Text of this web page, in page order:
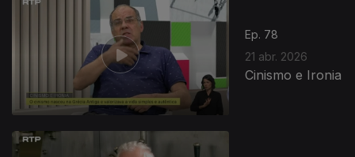
Ep. 78
21 abr. 2026
Cinismo e Ironia